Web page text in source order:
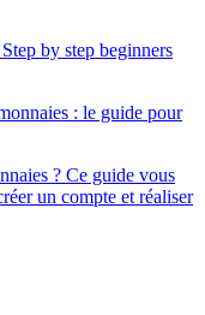
: le guide pour
? Ce guide vous
un compte et réaliser